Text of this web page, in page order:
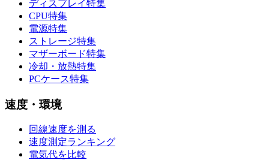
ディスプレイ特集
CPU特集
電源特集
ストレージ特集
マザーボード特集
冷却・放熱特集
PCケース特集
速度・環境
回線速度を測る
速度測定ランキング
電気代を比較